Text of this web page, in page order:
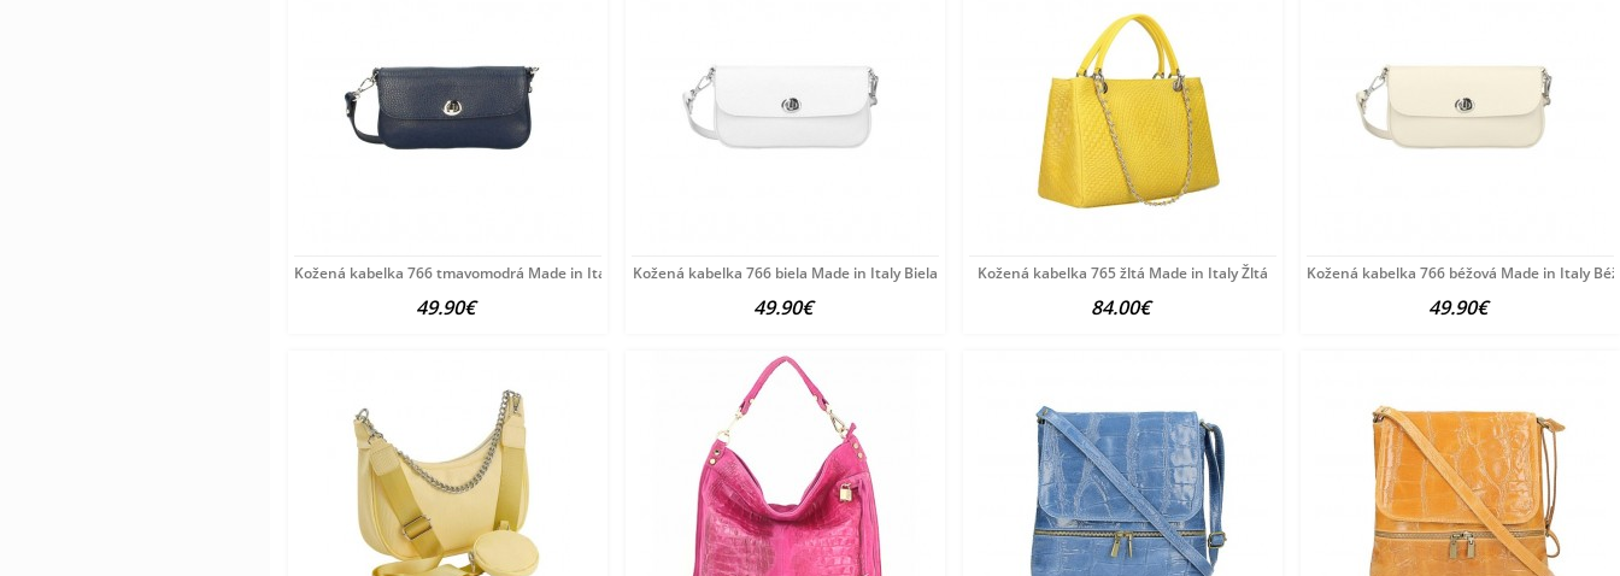
Kožená kabelka 766 tmavomodrá Made in Italy Modrá
49.90€
Kožená kabelka 766 biela Made in Italy Biela
49.90€
Kožená kabelka 765 žltá Made in Italy Žltá
84.00€
Kožená kabelka 766 béžová Made in Italy
49.90€